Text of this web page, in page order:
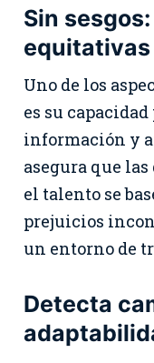
Sin
equitativas
Uno de los
es su
información y
asegura que
el talento se
prejuicios
un entorno de
Detecta